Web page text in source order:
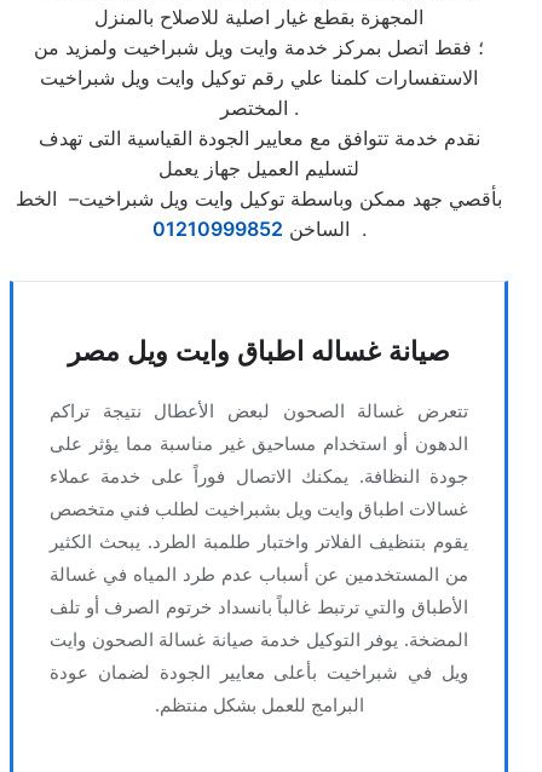
المجهزة بقطع غيار اصلية للاصلاح بالمنزل
؛ فقط اتصل بمركز خدمة وايت ويل شبراخيت ولمزيد من
الاستفسارات كلمنا علي رقم توكيل وايت ويل شبراخيت
المختصر .
نقدم خدمة تتوافق مع معايير الجودة القياسية التى تهدف
لتسليم العميل جهاز يعمل
بأقصي جهد ممكن وباسطة توكيل وايت ويل شبراخيت– الخط
الساخن 01210999852 .
صيانة غساله اطباق وايت ويل مصر
تتعرض غسالة الصحون لبعض الأعطال نتيجة تراكم
الدهون أو استخدام مساحيق غير مناسبة مما يؤثر على
جودة النظافة. يمكنك الاتصال فوراً على خدمة عملاء
غسالات اطباق وايت ويل بشبراخيت لطلب فني متخصص
يقوم بتنظيف الفلاتر واختبار طلمبة الطرد. يبحث الكثير
من المستخدمين عن أسباب عدم طرد المياه في غسالة
الأطباق والتي ترتبط غالباً بانسداد خرتوم الصرف أو تلف
المضخة. يوفر التوكيل خدمة صيانة غسالة الصحون وايت
ويل في شبراخيت بأعلى معايير الجودة لضمان عودة
البرامج للعمل بشكل منتظم.